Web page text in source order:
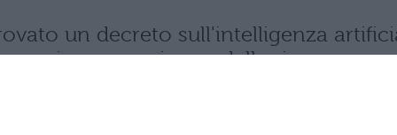
un decreto sull'intelligenza
superiore e della ricerca.